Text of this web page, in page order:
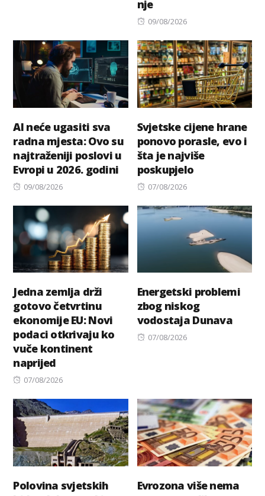
nje
Posted
09/08/2026
AI neće ugasiti sva
radna mjesta: Ovo su
najtraženiji poslovi u
Evropi u 2026. godini
Posted
09/08/2026
Svjetske cijene hrane
ponovo porasle, evo i
šta je najviše
poskupjelo
Posted
07/08/2026
Jedna zemlja drži
gotovo četvrtinu
ekonomije EU: Novi
podaci otkrivaju ko
vuče kontinent
naprijed
Posted
07/08/2026
Energetski problemi
zbog niskog
vodostaja Dunava
Posted
07/08/2026
Polovina svjetskih
Evrozona više nema